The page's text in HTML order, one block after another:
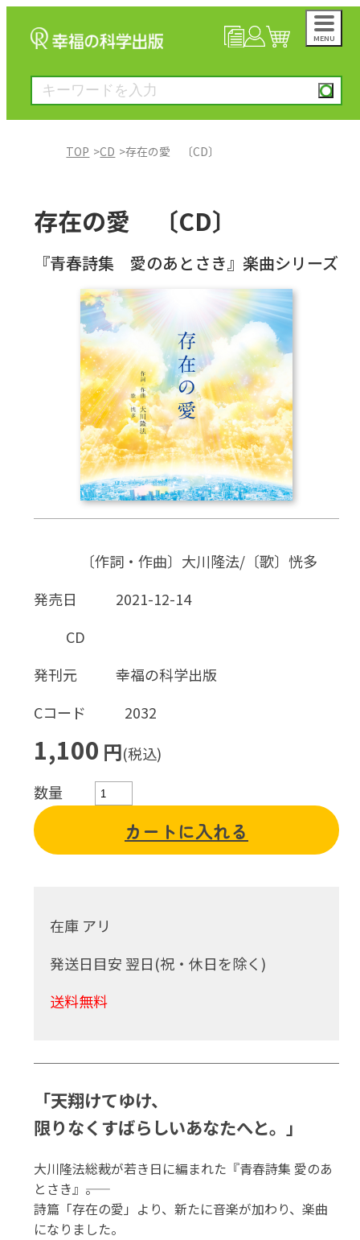
MENU
絵本
雑誌
CD
DVD・ブルーレイ
雑貨
TOP CD 存在の愛 〔CD〕
存在の愛 〔CD〕
『青春詩集 愛のあとさき』楽曲シリーズ
〔作詞・作曲〕大川隆法/〔歌〕恍多
発売日
2021-12-14
CD
発刊元
幸福の科学出版
Cコード
2032
1,100 円(税込)
数量
カートに入れる
在庫 アリ
発送日目安 翌日(祝・休日を除く)
送料無料
「天翔けてゆけ、
限りなくすばらしいあなたへと。」
大川隆法総裁が若き日に編まれた『青春詩集 愛のあ
とさき』――。
詩篇「存在の愛」より、新たに音楽が加わり、楽曲
になりました。